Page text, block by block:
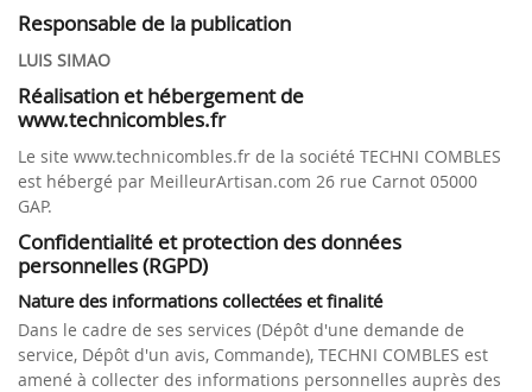
Responsable de la publication
LUIS SIMAO
Réalisation et hébergement de
www.technicombles.fr
Le site www.technicombles.fr de la société TECHNI COMBLES
est hébergé par MeilleurArtisan.com 26 rue Carnot 05000
GAP.
Confidentialité et protection des données
personnelles (RGPD)
Nature des informations collectées et finalité
Dans le cadre de ses services (Dépôt d'une demande de
service, Dépôt d'un avis, Commande), TECHNI COMBLES est
amené à collecter des informations personnelles auprès des